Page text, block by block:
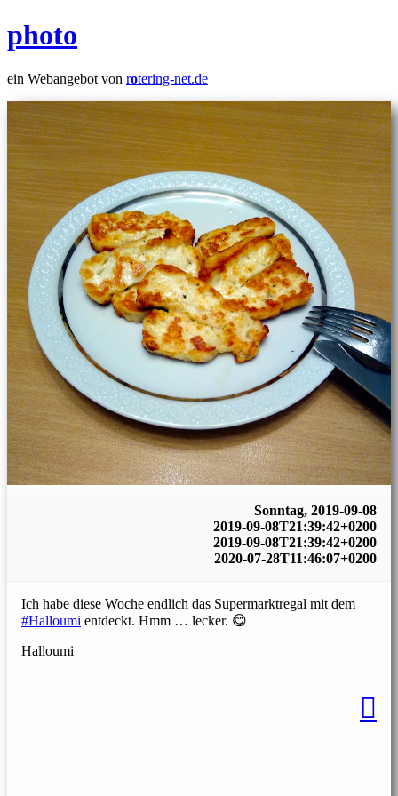
photo
ein Webangebot von rotering-net.de
Sonntag, 2019-09-08
2019-09-08T21:39:42+0200
2019-09-08T21:39:42+0200
2020-07-28T11:46:07+0200
Ich habe diese Woche endlich das Supermarktregal mit dem
#Halloumi entdeckt. Hmm … lecker. 😋
Halloumi
